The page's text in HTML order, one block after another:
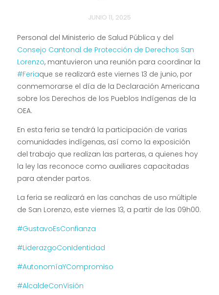
JUNIO 11, 2025
Personal del Ministerio de Salud Pública y del
Consejo Cantonal de Protección de Derechos San
Lorenzo, mantuvieron una reunión para coordinar la
#Feriaque se realizará este viernes 13 de junio, por
conmemorarse el día de la Declaración Americana
sobre los Derechos de los Pueblos Indígenas de la
OEA.
En esta feria se tendrá la participación de varias
comunidades indígenas, así como la exposición
del trabajo que realizan las parteras, a quienes hoy
la ley las reconoce como auxiliares capacitadas
para atender partos.
La feria se realizará en las canchas de uso múltiple
de San Lorenzo, este viernes 13, a partir de las 09h00.
#GustavoEsConfianza
#LiderazgoConIdentidad
#AutonomíaYCompromiso
#AlcaldeConVisión